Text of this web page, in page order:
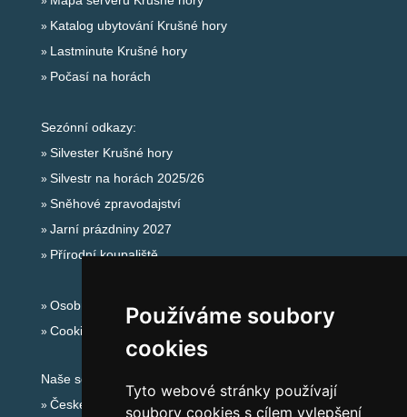
Používáme soubory
cookies
Tyto webové stránky používají
soubory cookies s cílem vylepšení
Katalog ubytování Krušné hory
Lastminute Krušné hory
Počasí na horách
Sezónní odkazy:
Silvester Krušné hory
Silvestr na horách 2025/26
Sněhové zpravodajství
Jarní prázdniny 2027
Přírodní koupaliště
Osobní údaje
Cookies
Naše servery:
České hory